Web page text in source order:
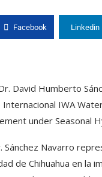
Facebook Linkedin
David Humberto
IWA
under Seasonal
Sánchez Navarro
de Chihuahua en la